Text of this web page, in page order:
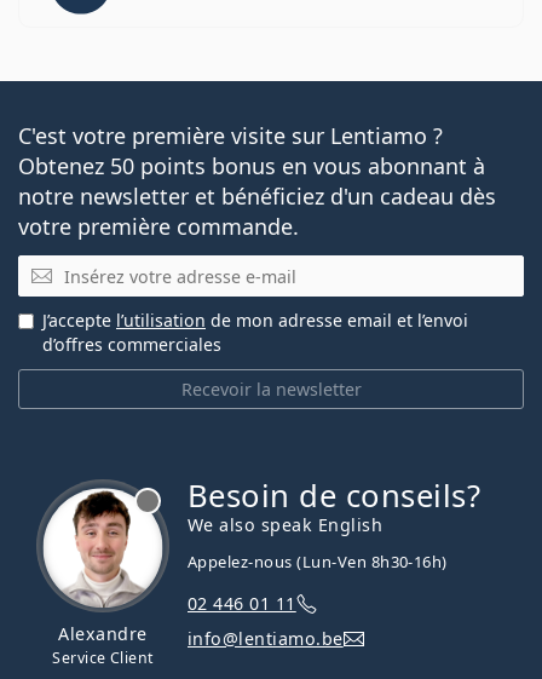
C'est votre première visite sur Lentiamo ?
Obtenez 50 points bonus en vous abonnant à
notre newsletter et bénéficiez d'un cadeau dès
votre première commande.
E-mail
Recevoir la newsletter
J’accepte l’utilisation de mon adresse email et l’envoi
d’offres commerciales
Alexandre
Service Client
Besoin de conseils?
We also speak English
Appelez-nous (Lun-Ven 8h30-16h)
02 446 01 11
info@lentiamo.be